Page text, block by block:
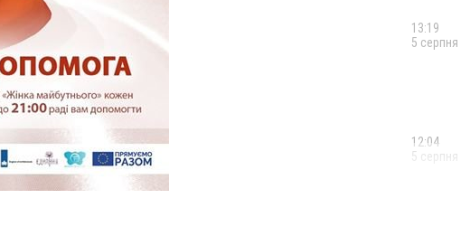
13:19
5 серпня
12:04
5 серпня